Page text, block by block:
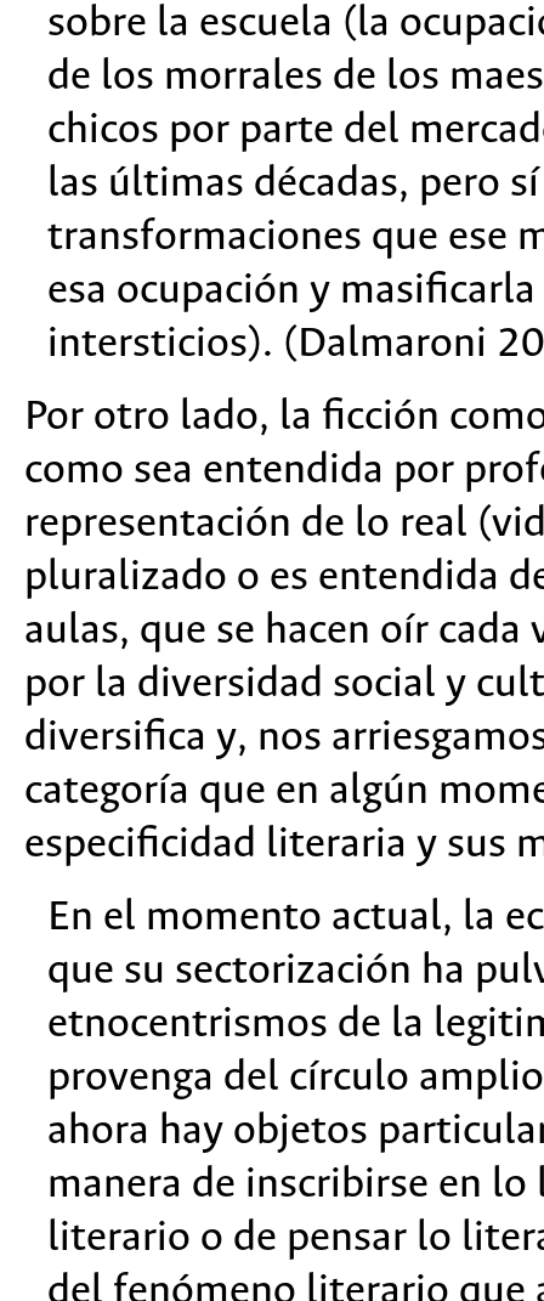
sobre la escuela (la
de los morrales de los
chicos por parte del
las últimas décadas, pero
transformaciones que ese
esa ocupación y
intersticios). (Dalmaroni
Por otro lado, la ficción
como sea entendida por
representación de lo real
pluralizado o es entendida
aulas, que se hacen oír
por la diversidad social y
diversifica y, nos
categoría que en algún
especificidad literaria y sus
En el momento actual, la
que su sectorización ha
etnocentrismos de la
provenga del círculo
ahora hay objetos
manera de inscribirse en
literario o de pensar lo